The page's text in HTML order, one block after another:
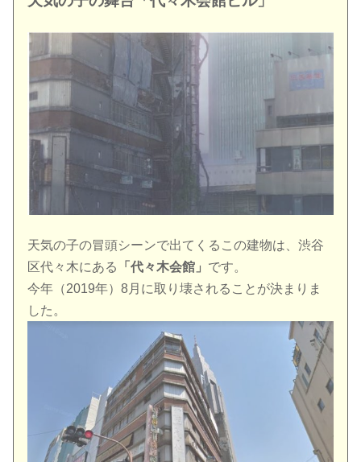
天気の子の冒頭シーンで出てくるこの建物は、渋谷
区代々木にある
「代々木会館」 です。
今年（2019年）8月に取り壊されることが決まりま
した。